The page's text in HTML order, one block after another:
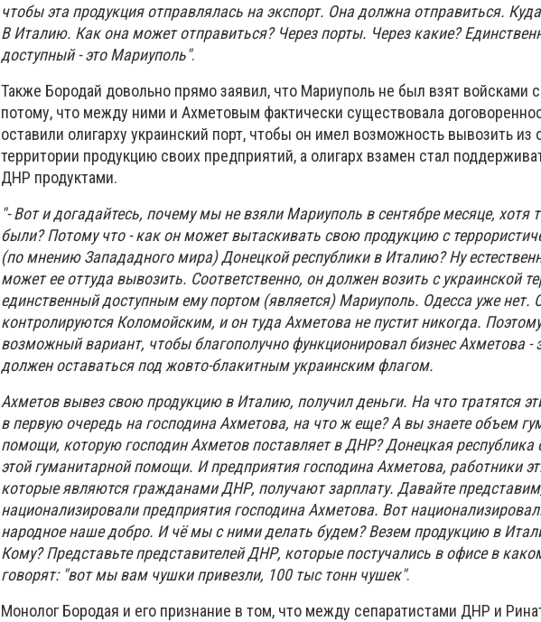
чтобы эта продукция отправлялась на экспорт. Она должна отправиться.
В Италию. Как она может отправиться? Через порты. Через какие?
доступный - это Мариуполь".
Также Бородай довольно прямо заявил, что Мариуполь не был взят войсками
потому, что между ними и Ахметовым фактически существовала
оставили олигарху украинский порт, чтобы он имел возможность вывозить из
территории продукцию своих предприятий, а олигарх взамен стал
ДНР продуктами.
"- Вот и догадайтесь, почему мы не взяли Мариуполь в сентябре месяце, хотя
были? Потому что - как он может вытаскивать свою продукцию с
(по мнению Запададного мира) Донецкой республики в Италию? Ну
может ее оттуда вывозить. Соответственно, он должен возить с украинской
единственный доступным ему портом (является) Мариуполь. Одесса уже нет.
контролируются Коломойским, и он туда Ахметова не пустит никогда.
возможный вариант, чтобы благополучно функционировал бизнес Ахметова -
должен оставаться под жовто-блакитным украинским флагом.
Ахметов вывез свою продукцию в Италию, получил деньги. На что тратятся
в первую очередь на господина Ахметова, на что ж еще? А вы знаете объем
помощи, которую господин Ахметов поставляет в ДНР? Донецкая республика
этой гуманитарной помощи. И предприятия господина Ахметова, работники
которые являются гражданами ДНР, получают зарплату. Давайте
национализировали предприятия господина Ахметова. Вот
народное наше добро. И чё мы с ними делать будем? Везем продукцию в
Кому? Представьте представителей ДНР, которые постучались в офисе в
говорят: "вот мы вам чушки привезли, 100 тыс тонн чушек".
Монолог Бородая и его признание в том, что между сепаратистами ДНР и